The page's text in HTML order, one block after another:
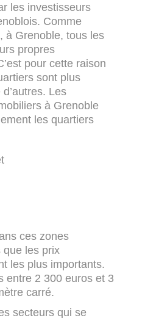
les investisseurs
Comme
à Grenoble, tous les
propres
pour cette raison
sont plus
Les
à Grenoble
les quartiers
ces zones
que les prix
les plus importants.
entre 2 300 euros et 3
carré.
secteurs qui se